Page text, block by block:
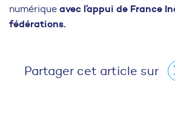
numérique avec l’appui de France
fédérations.
Partager cet article sur